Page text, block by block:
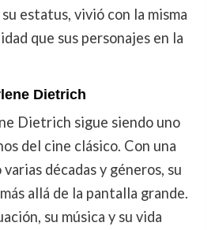
estatus, vivió con la misma
que sus personajes en la
Dietrich
Dietrich sigue siendo uno
del cine clásico. Con una
décadas y géneros, su
allá de la pantalla grande.
su música y su vida